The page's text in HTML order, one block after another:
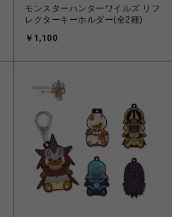
モンスターハンターワイルズ リフ
レクターキーホルダー(全2種)
￥1,100